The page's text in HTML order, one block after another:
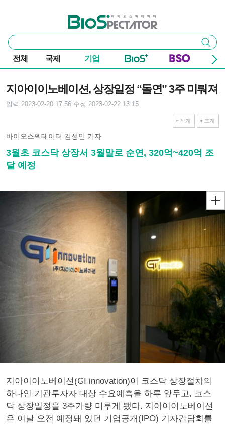
바이오스펙테이터
통
합
검
색
검색
전체 국제 기업
지아이이노베이션, 상장일정 “돌연” 3주 미뤄져
입력 2023-02-20 17:56 수정 2023-02-22 13:15
작게 크게
바이오스펙테이터 김성민 기자
3월초 코스닥 상장서 3월말로 순연, 320억~420억 조
달 예정
지아이이노베이션(GI innovation)이 코스닥 상장절차의
하나인 기관투자자 대상 수요예측을 하루 앞두고, 코스
닥 상장일정을 3주가량 미루게 됐다. 지아이이노베이션
은 이날 오전 예정돼 있던 기업공개(IPO) 기자간담회를